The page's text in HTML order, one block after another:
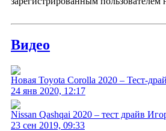
Видео
Новая Toyota Corolla 2020 – Тест-
24 янв 2020, 12:17
Nissan Qashqai 2020 – тест драйв
23 сен 2019, 09:33